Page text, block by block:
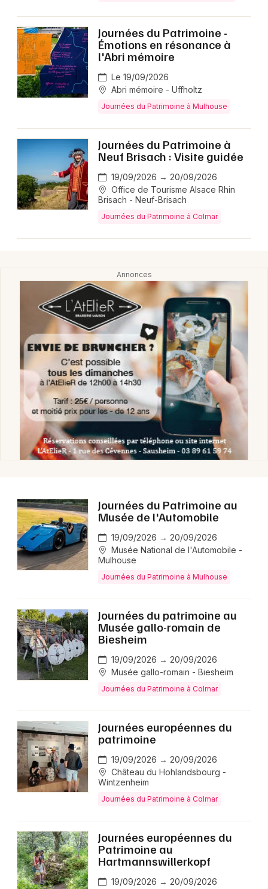
Actus tourisme & loisirs
Restaurants
68 - Haut-Rhin
Choisir mes départements
Journées du Patrimoine -
Émotions en résonance à
l'Abri mémoire
Le 19/09/2026
Abri mémoire - Uffholtz
Journées du Patrimoine à Mulhouse
Journées du Patrimoine à
Neuf Brisach : Visite guidée
19/09/2026 → 20/09/2026
Office de Tourisme Alsace Rhin
Brisach - Neuf-Brisach
Journées du Patrimoine à Colmar
Journées du Patrimoine au
Musée de l'Automobile
19/09/2026 → 20/09/2026
Musée National de l'Automobile -
Mulhouse
Journées du Patrimoine à Mulhouse
Journées du patrimoine au
Musée gallo-romain de
Biesheim
19/09/2026 → 20/09/2026
Musée gallo-romain - Biesheim
Journées du Patrimoine à Colmar
Journées européennes du
patrimoine
19/09/2026 → 20/09/2026
Château du Hohlandsbourg -
Wintzenheim
Journées du Patrimoine à Colmar
Journées européennes du
Patrimoine au
Hartmannswillerkopf
19/09/2026 → 20/09/2026